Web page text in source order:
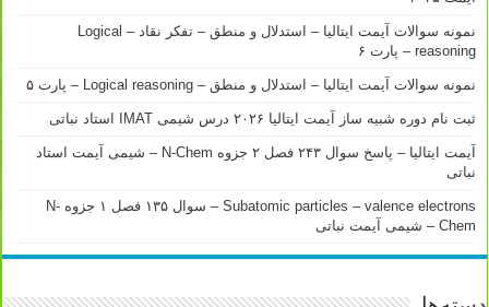
نمونه سوالات آیمت ایتالیا – استدلال و منطق – تفکر نقاد – Logical
reasoning – پارت ۶
نمونه سوالات آیمت ایتالیا – استدلال و منطق – Logical reasoning – پارت ۵
ثبت نام دوره شبیه ساز آیمت ایتالیا ۲۰۲۶ درس شیمی IMAT استاد نباتی
آیمت ایتالیا – پاسخ سوال ۲۴۳ فصل ۲ جزوه N-Chem – شیمی آیمت استاد
نباتی
Subatomic particles – valence electrons – سوال ۱۳۵ فصل ۱ جزوه N-
Chem – شیمی آیمت نباتی